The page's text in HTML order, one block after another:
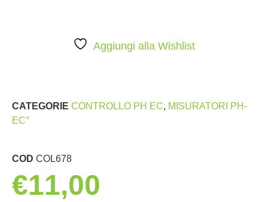
Aggiungi alla Wishlist
CATEGORIE CONTROLLO PH EC, MISURATORI PH-
EC°
COD COL678
€11,00